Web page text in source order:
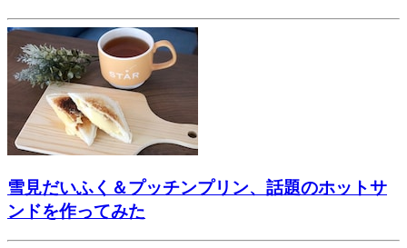
雪見だいふく＆プッチンプリン、話題のホットサ
ンドを作ってみた